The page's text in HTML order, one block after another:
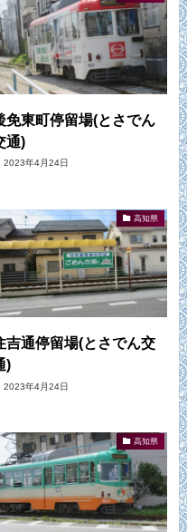
免東町停留場(とさでん
通)
2023年4月24日
高知県
吉通停留場(とさでん交
)
2023年4月24日
高知県